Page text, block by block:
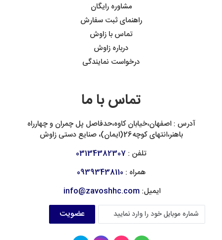
مشاوره رایگان
راهنمای ثبت سفارش
تماس با زاوش
درباره زاوش
درخواست نمایندگی
تماس با ما
آدرس : اصفهان،خیابان کاوه،حدفاصل پل چمران و چهارراه
باهنر،انتهای کوچه26(ایمان)، صنایع دستی زاوش
تلفن : 03134382307
همراه : 09393438110
ایمیل: info@zavoshhc.com
عضویت